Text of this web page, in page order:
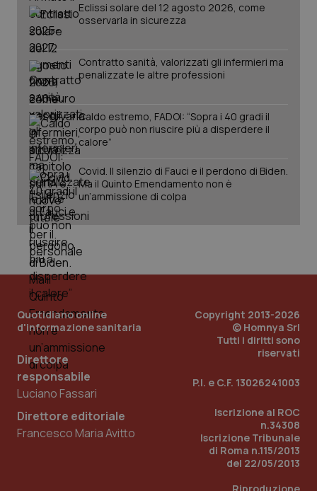
Eclissi solare del 12 agosto 2026, come
osservarla in sicurezza
Contratto sanità, valorizzati gli infermieri ma
penalizzate le altre professioni
Caldo estremo, FADOI: “Sopra i 40 gradi il
corpo può non riuscire più a disperdere il
calore”
Covid. Il silenzio di Fauci e il perdono di Biden.
Ma il Quinto Emendamento non è
un’ammissione di colpa
Quotidiano online
d'informazione sanitaria
Direttore
responsabile
Luciano Fassari
Direttore editoriale
Francesco Maria Avitto
Copyright 2013-2026
© Homnya Srl
Tutti i diritti sono
riservati
P.I. e C.F. 13026241003
Iscrizione al ROC
n.34308
Iscrizione Tribunale
di Roma n.115/2013
del 22/05/2013
PHPSESSID